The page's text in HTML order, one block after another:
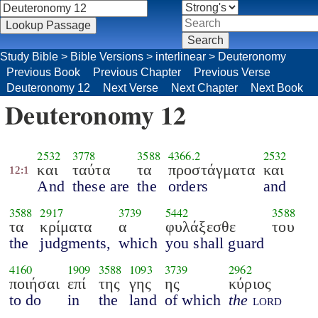
Study Bible > Bible Versions > interlinear > Deuteronomy
Previous Book
Previous Chapter
Previous Verse
Deuteronomy 12
Next Verse Next Chapter Next Book
Deuteronomy 12
12:1
2532
και
And
3778
ταύτα
these are
3588
τα
the
4366.2
προστάγματα
orders
2532
και
and
3588
τα
the
2917
κρίματα
judgments,
3739
α
which
5442
φυλάξεσθε
you shall guard
3588
του
4160
ποιήσαι
to do
1909
επί
in
3588
της
the
1093
γης
land
3739
ης
of which
2962
κύριος
the lord